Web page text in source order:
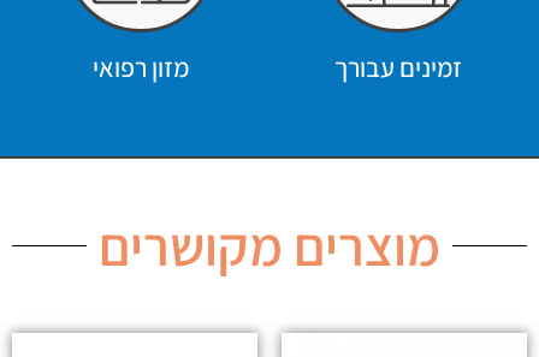
זמינים עבורך מזון רפואי
מוצרים מקושרים